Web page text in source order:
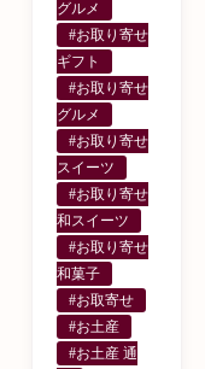
グルメ
#お取り寄せ
ギフト
#お取り寄せ
グルメ
#お取り寄せ
スイーツ
#お取り寄せ
和スイーツ
#お取り寄せ
和菓子
#お取寄せ
#お土産
#お土産 通